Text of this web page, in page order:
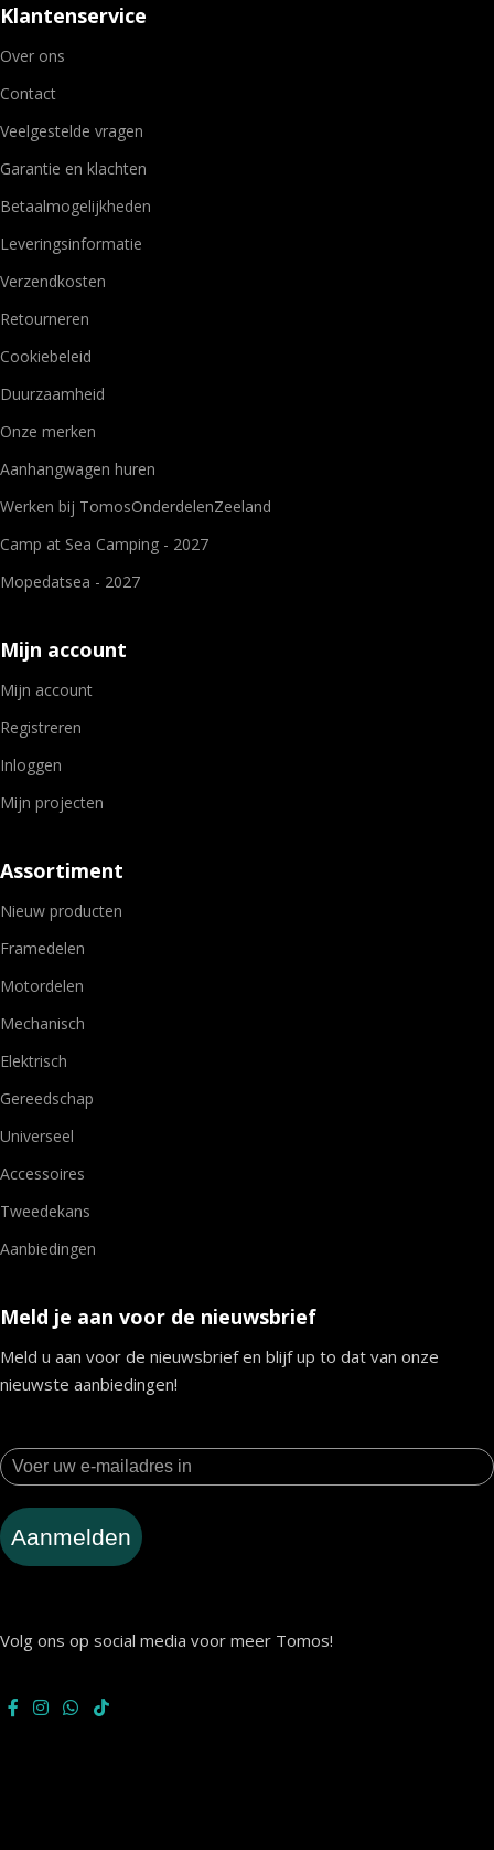
Klantenservice
Over ons
Contact
Veelgestelde vragen
Garantie en klachten
Betaalmogelijkheden
Leveringsinformatie
Verzendkosten
Retourneren
Cookiebeleid
Duurzaamheid
Onze merken
Aanhangwagen huren
Werken bij TomosOnderdelenZeeland
Camp at Sea Camping - 2027
Mopedatsea - 2027
Mijn account
Mijn account
Registreren
Inloggen
Mijn projecten
Assortiment
Nieuw producten
Framedelen
Motordelen
Mechanisch
Elektrisch
Gereedschap
Universeel
Accessoires
Tweedekans
Aanbiedingen
Meld je aan voor de nieuwsbrief
Meld u aan voor de nieuwsbrief en blijf up to dat van onze
nieuwste aanbiedingen!
Aanmelden
Volg ons op social media voor meer Tomos!